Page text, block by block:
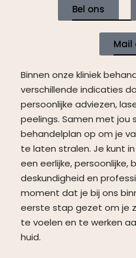
Bel ons
Mail
Binnen onze kliniek
verschillende indicaties
persoonlijke adviezen,
peelings. Samen met jou
behandelplan op om je
te laten stralen. Je kunt
een eerlijke, persoonlijke,
deskundigheid en
moment dat je bij ons
eerste stap gezet om je
te voelen en te werken
huid.